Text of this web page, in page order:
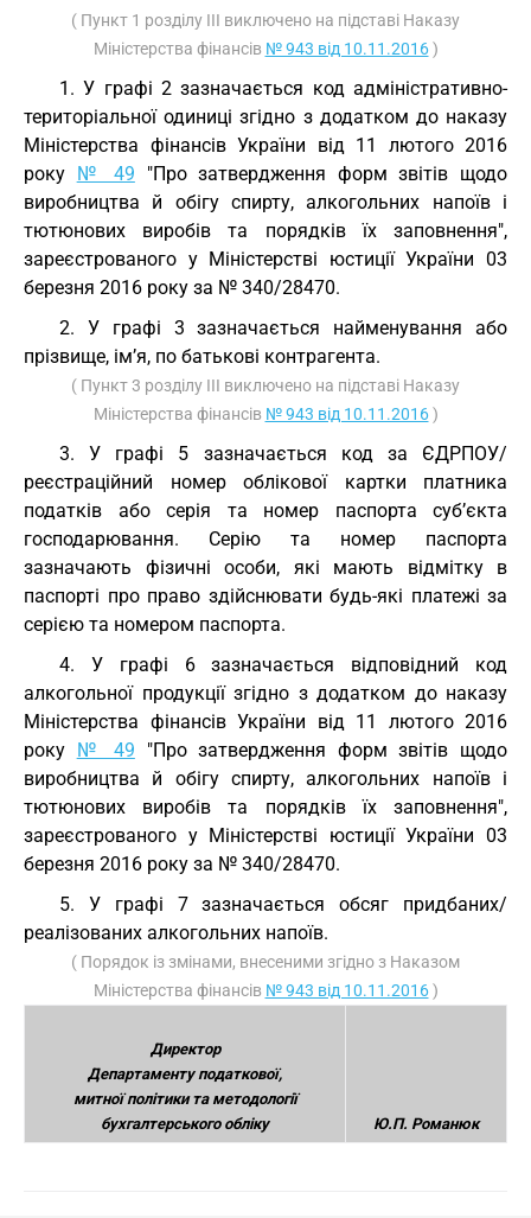
( Пункт 1 розділу III виключено на підставі Наказу
Міністерства фінансів № 943 від 10.11.2016)
1. У графі 2 зазначається код адміністративно-
територіальної одиниці згідно з додатком до наказу
Міністерства фінансів України від 11 лютого 2016
року № 49 "Про затвердження форм звітів щодо
виробництва й обігу спирту, алкогольних напоїв і
тютюнових виробів та порядків їх заповнення",
зареєстрованого у Міністерстві юстиції України 03
березня 2016 року за № 340/28470.
2. У графі 3 зазначається найменування або
прізвище, ім’я, по батькові контрагента.
( Пункт 3 розділу III виключено на підставі Наказу
Міністерства фінансів № 943 від 10.11.2016)
3. У графі 5 зазначається код за ЄДРПОУ/
реєстраційний номер облікової картки платника
податків або серія та номер паспорта суб’єкта
господарювання. Серію та номер паспорта
зазначають фізичні особи, які мають відмітку в
паспорті про право здійснювати будь-які платежі за
серією та номером паспорта.
4. У графі 6 зазначається відповідний код
алкогольної продукції згідно з додатком до наказу
Міністерства фінансів України від 11 лютого 2016
року № 49 "Про затвердження форм звітів щодо
виробництва й обігу спирту, алкогольних напоїв і
тютюнових виробів та порядків їх заповнення",
зареєстрованого у Міністерстві юстиції України 03
березня 2016 року за № 340/28470.
5. У графі 7 зазначається обсяг придбаних/
реалізованих алкогольних напоїв.
( Порядок із змінами, внесеними згідно з Наказом
Міністерства фінансів № 943 від 10.11.2016)
Директор
Департаменту податкової,
митної політики та методології
бухгалтерського обліку
Ю.П. Романюк